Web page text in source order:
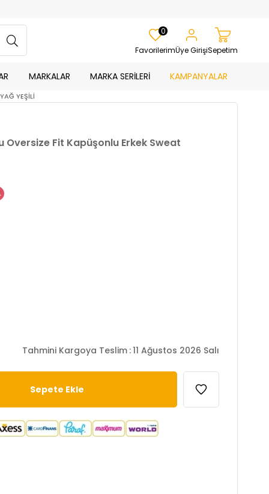
Favorilerim
0
Üye GirişiSepetim
MARKALAR MARKA SERİLERİ KAMPANYALAR
YEŞİLİ
Fit Kapüşonlu Erkek Sweat
Tahmini Kargoya Teslim :11 Ağustos 2026 Salı